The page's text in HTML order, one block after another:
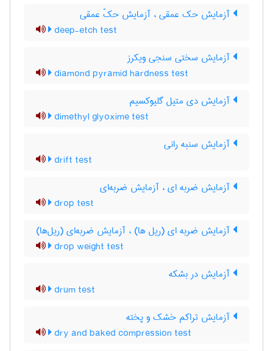
آزمایش حک عمقی ، آزمایش حکّ عمقی
deep-etch test
آزمایش سختی سنجی ویکرز
diamond pyramid hardness test
آزمایش دی متیل گلیوکسیم
dimethyl glyoxime test
آزمایش سنبه رانی
drift test
آزمایش ضربه ای ، آزمایش ضربه‌ای
drop test
آزمایش ضربه ای (ریل ها) ، آزمایش ضربه‌ای (ریل‌ها)
drop weight test
آزمایش در بشکه
drum test
آزمایش تراکم خشک و پخته
dry and baked compression test